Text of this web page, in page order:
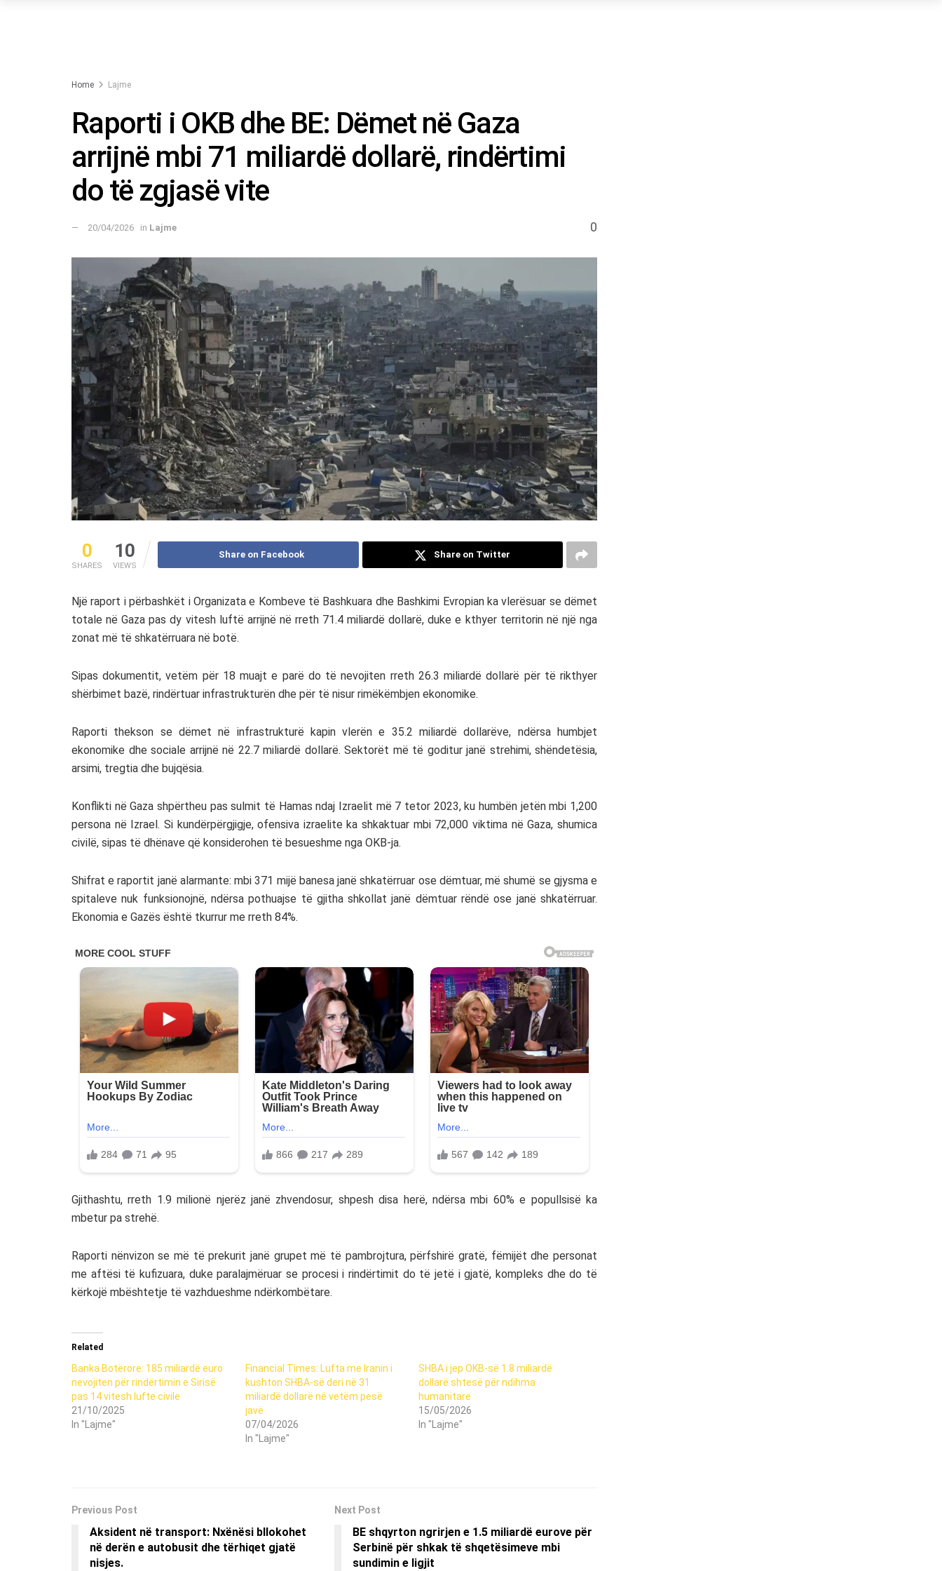
Home Lajme
Raporti i OKB dhe BE: Dëmet në Gaza
arrijnë mbi 71 miliardë dollarë, rindërtimi
do të zgjasë vite
20/04/2026 in Lajme 0
0
SHARES
10
VIEWS
Share on Facebook Share on Twitter
Një raport i përbashkët i Organizata e Kombeve të Bashkuara dhe Bashkimi Evropianka vlerësuar se dëmet
totale në Gaza pas dy vitesh luftë arrijnë në rreth 71.4 miliardë dollarë, duke e kthyer territorin në një nga
zonat më të shkatërruara në botë.
Sipas dokumentit, vetëm për 18 muajt e parë do të nevojiten rreth 26.3 miliardë dollarë për të rikthyer
shërbimet bazë, rindërtuar infrastrukturën dhe për të nisur rimëkëmbjen ekonomike.
Raporti thekson se dëmet në infrastrukturë kapin vlerën e 35.2 miliardë dollarëve, ndërsa humbjet
ekonomike dhe sociale arrijnë në 22.7 miliardë dollarë. Sektorët më të goditur janë strehimi, shëndetësia,
arsimi, tregtia dhe bujqësia.
Konflikti në Gaza shpërtheu pas sulmit të Hamas ndaj Izraelit më 7 tetor 2023, ku humbën jetën mbi 1,200
persona në Izrael. Si kundërpërgjigje, ofensiva izraelite ka shkaktuar mbi 72,000 viktima në Gaza, shumica
civilë, sipas të dhënave që konsiderohen të besueshme nga OKB-ja.
Shifrat e raportit janë alarmante: mbi 371 mijë banesa janë shkatërruar ose dëmtuar, më shumë se gjysma e
spitaleve nuk funksionojnë, ndërsa pothuajse të gjitha shkollat janë dëmtuar rëndë ose janë shkatërruar.
Ekonomia e Gazës është tkurrur me rreth 84%.
Gjithashtu, rreth 1.9 milionë njerëz janë zhvendosur, shpesh disa herë, ndërsa mbi 60% e popullsisë ka
mbetur pa strehë.
Raporti nënvizon se më të prekurit janë grupet më të pambrojtura, përfshirë gratë, fëmijët dhe personat
me aftësi të kufizuara, duke paralajmëruar se procesi i rindërtimit do të jetë i gjatë, kompleks dhe do të
kërkojë mbështetje të vazhdueshme ndërkombëtare.
Related
Banka Botërore: 185 miliardë euro
nevojiten për rindërtimin e Sirisë
pas 14 vitesh lufte civile
21/10/2025
In "Lajme"
Financial Times: Lufta me Iranin i
kushton SHBA-së deri në 31
miliardë dollarë në vetëm pesë
javë
07/04/2026
In "Lajme"
SHBA i jep OKB-së 1.8 miliardë
dollarë shtesë për ndihma
humanitare
15/05/2026
In "Lajme"
Previous Post
Aksident në transport: Nxënësi bllokohet
në derën e autobusit dhe tërhiqet gjatë
nisjes.
Next Post
BE shqyrton ngrirjen e 1.5 miliardë eurove për
Serbinë për shkak të shqetësimeve mbi
sundimin e ligjit